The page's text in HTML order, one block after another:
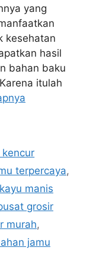
yang
kesehatan
hasil
bahan baku
itulah
kencur
terpercaya,
manis
grosir
murah,
jamu